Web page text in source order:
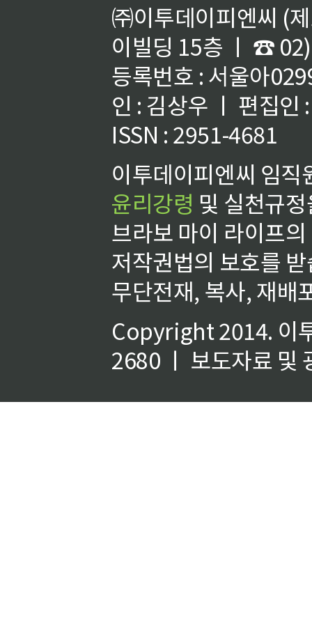
㈜이투데이피엔씨 (
이빌딩 15층 ㅣ ☎
등록번호 : 서울아
인 : 김상우 ㅣ 편집인
ISSN : 2951-4681
이투데이피엔씨 임
윤리강령 및 실천규
브라보 마이 라이프
저작권법의 보호를
무단전재, 복사, 재배
Copyright 2014. 이
2680 ㅣ 보도자료